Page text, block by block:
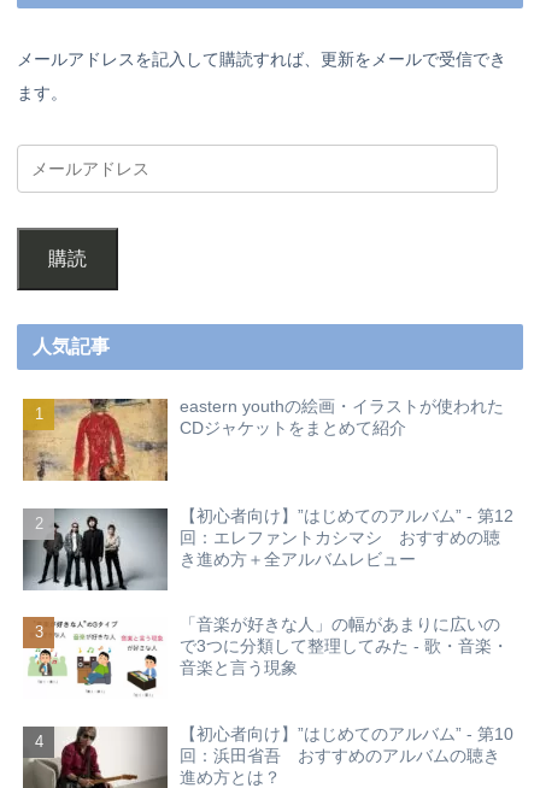
メールアドレスを記入して購読すれば、更新をメールで受信でき
ます。
購読
人気記事
eastern youthの絵画・イラストが使われた
CDジャケットをまとめて紹介
【初心者向け】”はじめてのアルバム” - 第12
回：エレファントカシマシ おすすめの聴
き進め方＋全アルバムレビュー
「音楽が好きな人」の幅があまりに広いの
で3つに分類して整理してみた - 歌・音楽・
音楽と言う現象
【初心者向け】”はじめてのアルバム” - 第10
回：浜田省吾 おすすめのアルバムの聴き
進め方とは？